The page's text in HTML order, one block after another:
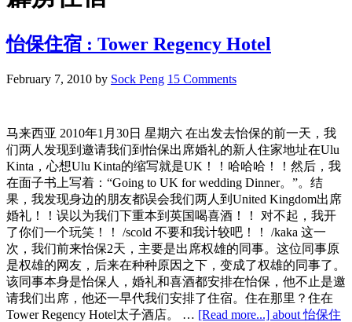
怡保住宿 : Tower Regency Hotel
February 7, 2010 by Sock Peng 15 Comments
马来西亚 2010年1月30日 星期六 在出发去怡保的前一天，我
们两人发现到邀请我们到怡保出席婚礼的新人住家地址在Ulu
Kinta，心想Ulu Kinta的缩写就是UK！！哈哈哈！！然后，我
在面子书上写着：“Going to UK for wedding Dinner。”。结
果，我发现身边的朋友都误会我们两人到United Kingdom出席
婚礼！！误以为我们下重本到英国喝喜酒！！ 对不起，我开
了你们一个玩笑！！ /scold 不要和我计较吧！！ /kaka 这一
次，我们前来怡保2天，主要是出席权雄的同事。这位同事原
是权雄的网友，后来在种种原因之下，变成了权雄的同事了。
该同事本身是怡保人，婚礼和喜酒都安排在怡保，他不止是邀
请我们出席，他还一早代我们安排了住宿。住在那里？住在
Tower Regency Hotel太子酒店。 … [Read more...] about 怡保住